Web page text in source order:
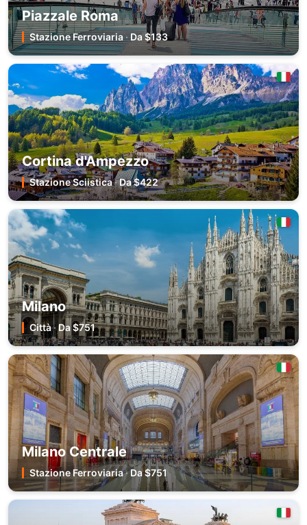
Piazzale Roma
Stazione Ferroviaria·Da $133
Cortina d'Ampezzo
Stazione Sciistica·Da $422
Milano
Città·Da $751
Milano Centrale
Stazione Ferroviaria·Da $751